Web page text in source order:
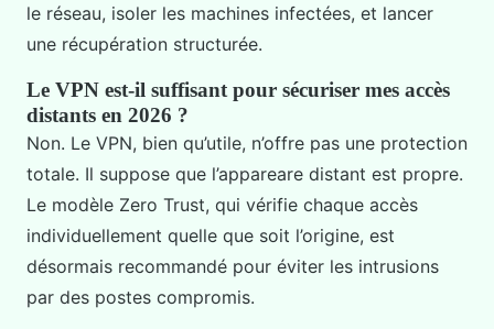
le réseau, isoler les machines infectées, et lancer
une récupération structurée.
Le VPN est-il suffisant pour sécuriser mes accès
distants en 2026 ?
Non. Le VPN, bien qu’utile, n’offre pas une protection
totale. Il suppose que l’appareare distant est propre.
Le modèle Zero Trust, qui vérifie chaque accès
individuellement quelle que soit l’origine, est
désormais recommandé pour éviter les intrusions
par des postes compromis.